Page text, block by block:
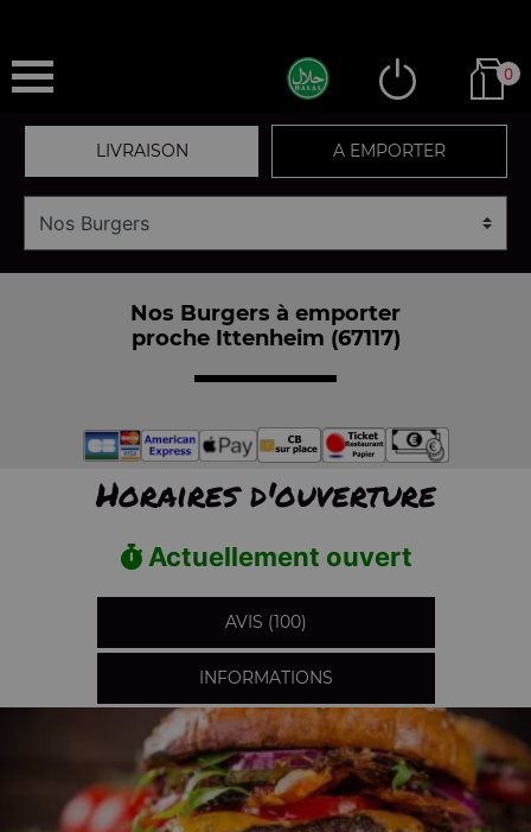
0
LIVRAISON A EMPORTER
Nos Burgers à emporter
proche Ittenheim (67117)
Horaires d'ouverture
Actuellement ouvert
AVIS (100)
INFORMATIONS